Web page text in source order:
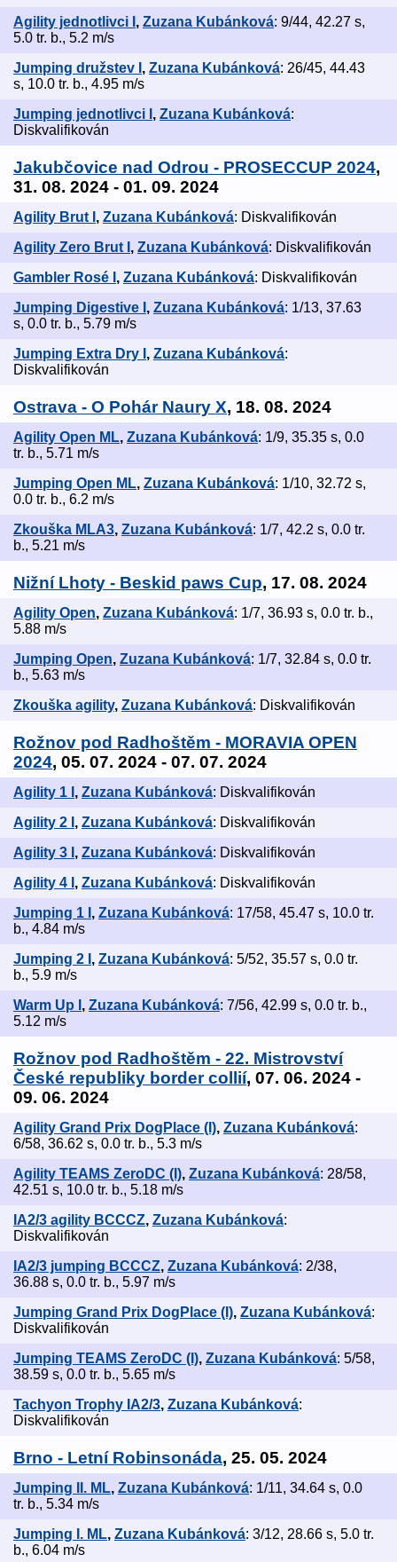
Agility jednotlivci I , Zuzana Kubánková: 9/44, 42.27 s,
5.0 tr. b., 5.2 m/s
Jumping družstev I , Zuzana Kubánková: 26/45, 44.43
s, 10.0 tr. b., 4.95 m/s
Jumping jednotlivci I , Zuzana Kubánková:
Diskvalifikován
Jakubčovice nad Odrou - PROSECCUP 2024,
31. 08. 2024 - 01. 09. 2024
Agility Brut I , Zuzana Kubánková: Diskvalifikován
Agility Zero Brut I , Zuzana Kubánková: Diskvalifikován
Gambler Rosé I , Zuzana Kubánková: Diskvalifikován
Jumping Digestive I , Zuzana Kubánková: 1/13, 37.63
s, 0.0 tr. b., 5.79 m/s
Jumping Extra Dry I , Zuzana Kubánková:
Diskvalifikován
Ostrava - O Pohár Naury X, 18. 08. 2024
Agility Open ML, Zuzana Kubánková: 1/9, 35.35 s, 0.0
tr. b., 5.71 m/s
Jumping Open ML, Zuzana Kubánková: 1/10, 32.72 s,
0.0 tr. b., 6.2 m/s
Zkouška MLA3, Zuzana Kubánková: 1/7, 42.2 s, 0.0 tr.
b., 5.21 m/s
Nižní Lhoty - Beskid paws Cup, 17. 08. 2024
Agility Open, Zuzana Kubánková: 1/7, 36.93 s, 0.0 tr. b.,
5.88 m/s
Jumping Open, Zuzana Kubánková: 1/7, 32.84 s, 0.0 tr.
b., 5.63 m/s
Zkouška agility, Zuzana Kubánková: Diskvalifikován
Rožnov pod Radhoštěm - MORAVIA OPEN
2024, 05. 07. 2024 - 07. 07. 2024
Agility 1 I , Zuzana Kubánková: Diskvalifikován
Agility 2 I , Zuzana Kubánková: Diskvalifikován
Agility 3 I , Zuzana Kubánková: Diskvalifikován
Agility 4 I , Zuzana Kubánková: Diskvalifikován
Jumping 1 I , Zuzana Kubánková: 17/58, 45.47 s, 10.0 tr.
b., 4.84 m/s
Jumping 2 I , Zuzana Kubánková: 5/52, 35.57 s, 0.0 tr.
b., 5.9 m/s
Warm Up I , Zuzana Kubánková: 7/56, 42.99 s, 0.0 tr. b.,
5.12 m/s
Rožnov pod Radhoštěm - 22. Mistrovství
České republiky border collií, 07. 06. 2024 -
09. 06. 2024
Agility Grand Prix DogPlace (I), Zuzana Kubánková:
6/58, 36.62 s, 0.0 tr. b., 5.3 m/s
Agility TEAMS ZeroDC (I), Zuzana Kubánková: 28/58,
42.51 s, 10.0 tr. b., 5.18 m/s
IA2/3 agility BCCCZ, Zuzana Kubánková:
Diskvalifikován
IA2/3 jumping BCCCZ, Zuzana Kubánková: 2/38,
36.88 s, 0.0 tr. b., 5.97 m/s
Jumping Grand Prix DogPlace (I), Zuzana Kubánková:
Diskvalifikován
Jumping TEAMS ZeroDC (I), Zuzana Kubánková: 5/58,
38.59 s, 0.0 tr. b., 5.65 m/s
Tachyon Trophy IA2/3, Zuzana Kubánková:
Diskvalifikován
Brno - Letní Robinsonáda, 25. 05. 2024
Jumping II. ML, Zuzana Kubánková: 1/11, 34.64 s, 0.0
tr. b., 5.34 m/s
Jumping I. ML, Zuzana Kubánková: 3/12, 28.66 s, 5.0 tr.
b., 6.04 m/s